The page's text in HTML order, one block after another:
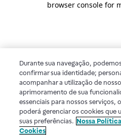
browser console for
Durante sua navegação,
confirmar sua identidade;
acompanhar a utilização de
aprimoramento de sua
essenciais para nossos serviços,
poderá gerenciar os cookies que
suas preferências. Nossa
Cookies